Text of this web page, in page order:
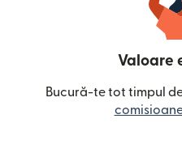
Valoare
Bucură-te tot timpul